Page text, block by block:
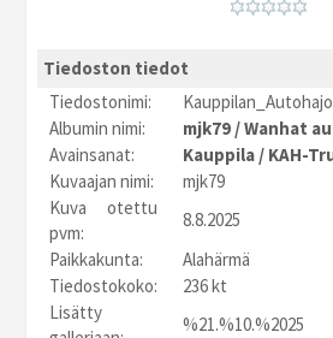
Tiedoston tiedot
Tiedostonimi:
Albumin nimi:
mjk79 /Wanhat
Avainsanat:
Kauppila / KAH-
Kuvaajan nimi:
mjk79
Kuva otettu
pvm:
8.8.2025
Paikkakunta:
Alahärmä
Tiedostokoko:
236 kt
Lisätty
%21.%10.%2025